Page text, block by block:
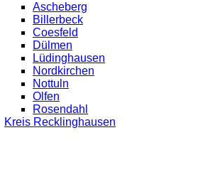
Ascheberg
Billerbeck
Coesfeld
Dülmen
Lüdinghausen
Nordkirchen
Nottuln
Olfen
Rosendahl
Kreis Recklinghausen